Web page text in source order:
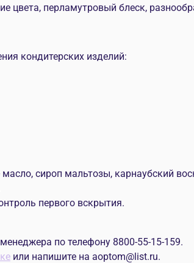
цвета, перламутровый блеск,
кондитерских изделий:
сироп мальтозы, карнаубский
первого вскрытия.
по телефону 8800-55-15-159.
или напишите на aoptom@list.ru.